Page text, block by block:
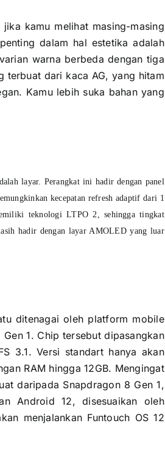
kamu melihat masing-masing
dalam hal estetika adalah
warna berbeda dengan tiga
terbuat dari kaca AG, yang hitam
Kamu lebih suka bahan yang
layar. Perangkat ini hadir dengan panel
kecepatan refresh adaptif dari 1
teknologi LTPO 2, sehingga tingkat
hadir dengan layar AMOLED yang luar
ditenagai oleh platform mobile
1. Chip tersebut dipasangkan
3.1. Versi standart hanya akan
RAM hingga 12GB. Mengingat
daripada Snapdragon 8 Gen 1,
Android 12, disesuaikan oleh
menjalankan Funtouch OS 12